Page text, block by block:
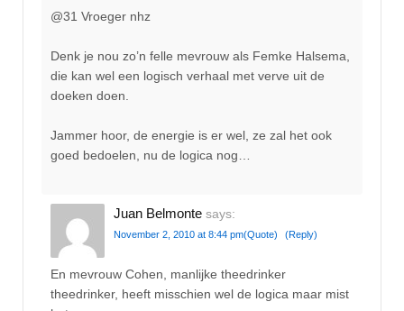
@31 Vroeger nhz
Denk je nou zo’n felle mevrouw als Femke Halsema,
die kan wel een logisch verhaal met verve uit de
doeken doen.
Jammer hoor, de energie is er wel, ze zal het ook
goed bedoelen, nu de logica nog…
Juan Belmonte says:
November 2, 2010 at 8:44 pm(Quote) (Reply)
En mevrouw Cohen, manlijke theedrinker
theedrinker, heeft misschien wel de logica maar mist